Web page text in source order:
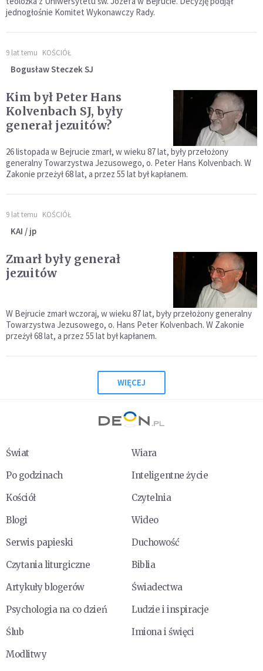
jednogłośnie Komitet Wykonawczy Rady.
9 lat temu KOŚCIÓŁ
Bogusław Steczek SJ
Kim był Peter Hans
Kolvenbach SJ, były
generał jezuitów?
26 listopada w Bejrucie zmarł, w wieku 87 lat, były przełożony
generalny Towarzystwa Jezusowego, o. Peter Hans Kolvenbach. W
Zakonie przeżył 68 lat, a przez 55 lat był kapłanem.
9 lat temu KOŚCIÓŁ
KAI / jp
Zmarł były generał
jezuitów
W Bejrucie zmarł wczoraj, w wieku 87 lat, były przełożony generalny
Towarzystwa Jezusowego, o. Hans Peter Kolvenbach. W Zakonie
przeżył 68 lat, a przez 55 lat był kapłanem.
WIĘCEJ
Świat
Wiara
Po godzinach
Inteligentne życie
Kościół
Czytelnia
Blogi
Wideo
Serwis papieski
Duchowość
Czytania liturgiczne
Biblia
Artykuły blogerów
Świadectwa
Psychologia na co dzień
Ludzie i inspiracje
Ślub
Imiona i święci
Modlitwy